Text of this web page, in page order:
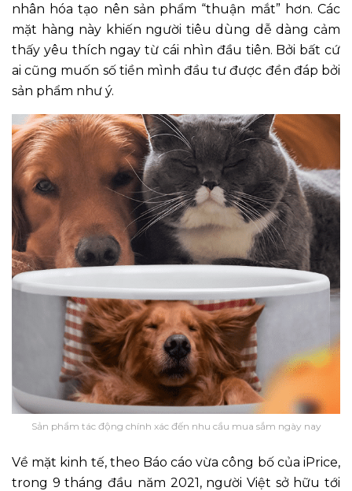
nhân hóa tạo nên sản phẩm “thuận mắt” hơn. Các
mặt hàng này khiến người tiêu dùng dễ dàng cảm
thấy yêu thích ngay từ cái nhìn đầu tiên. Bởi bất cứ
ai cũng muốn số tiền mình đầu tư được đền đáp bởi
sản phẩm như ý.
Sản phẩm tác động chính xác đến nhu cầu mua sắm ngày nay
Về mặt kinh tế, theo Báo cáo vừa công bố của iPrice,
trong 9 tháng đầu năm 2021, người Việt sở hữu tới